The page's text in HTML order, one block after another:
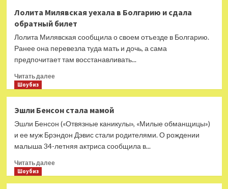
Боярская
призналась,
что
не
хотела
быть
Лолита Милявская уехала в Болгарию и сдала
обратный билет
Лолита Милявская сообщила о своем отъезде в Болгарию.
Ранее она перевезла туда мать и дочь, а сама
предпочитает там восстанавливать...
Читать далееПрочитать
Милявская
уехала
в
сдала
Шоубиз
Эшли Бенсон стала мамой
Эшли Бенсон («Отвязные каникулы», «Милые обманщицы»)
и ее муж Брэндон Дэвис стали родителями. О рождении
малыша 34-летняя актриса сообщила в...
Читать далееПрочитать
Шоубиз